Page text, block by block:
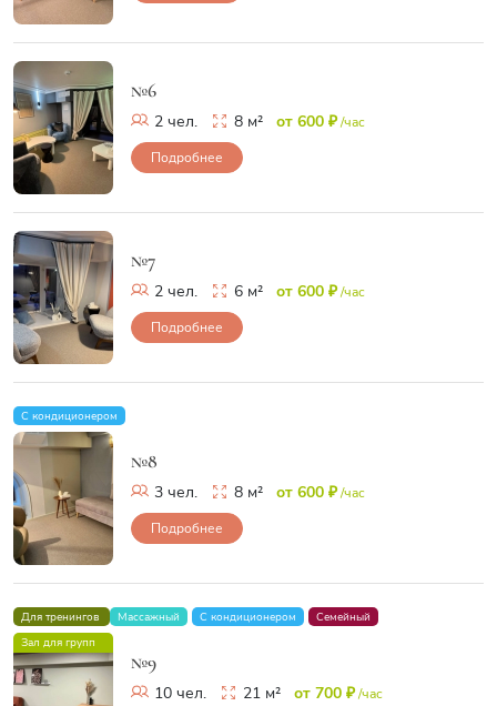
№6
2 чел. 8 м² от 600 ₽/час
Подробнее
№7
2 чел. 6 м² от 600 ₽/час
Подробнее
С кондиционером
№8
3 чел. 8 м² от 600 ₽/час
Подробнее
Для тренингов Массажный С кондиционером
Семейный
Зал для групп
№9
10 чел. 21 м² от 700 ₽/час